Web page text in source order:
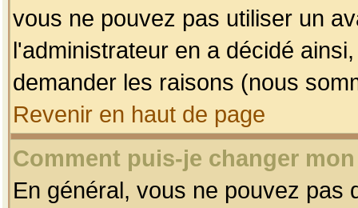
vous ne pouvez pas utiliser un
l'administrateur en a décidé
demander les raisons (nous
Revenir en haut de page
Comment puis-je changer
En général, vous ne pouvez pas